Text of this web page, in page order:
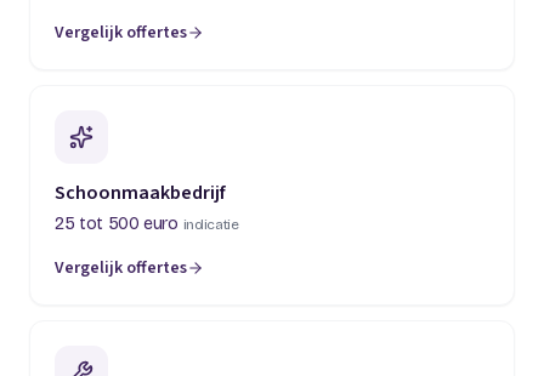
Vergelijk offertes
(opent in een nieuw tabblad)
Schoonmaakbedrijf
25 tot 500 euro indicatie
Vergelijk offertes
(opent in een nieuw tabblad)